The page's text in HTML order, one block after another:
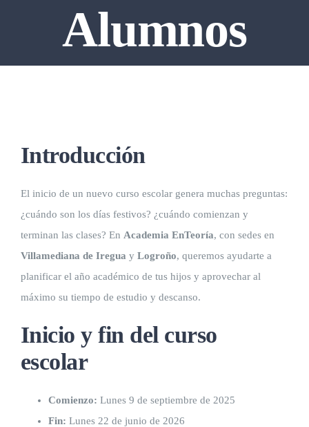
Alumnos
Introducción
El inicio de un nuevo curso escolar genera muchas preguntas:
¿cuándo son los días festivos? ¿cuándo comienzan y
terminan las clases? En Academia EnTeoría, con sedes en
Villamediana de Iregua y Logroño, queremos ayudarte a
planificar el año académico de tus hijos y aprovechar al
máximo su tiempo de estudio y descanso.
Inicio y fin del curso
escolar
Comienzo: Lunes 9 de septiembre de 2025
Fin: Lunes 22 de junio de 2026